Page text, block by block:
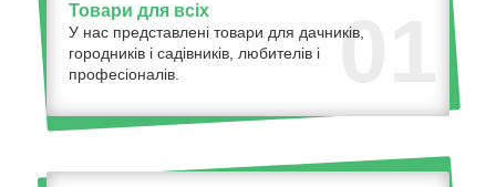
01
Товари для всіх
У нас представлені товари для дачників,
городників і садівників, любителів і
професіоналів.